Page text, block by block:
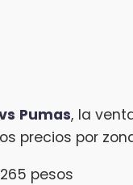
Pumas, la
precios por
pesos